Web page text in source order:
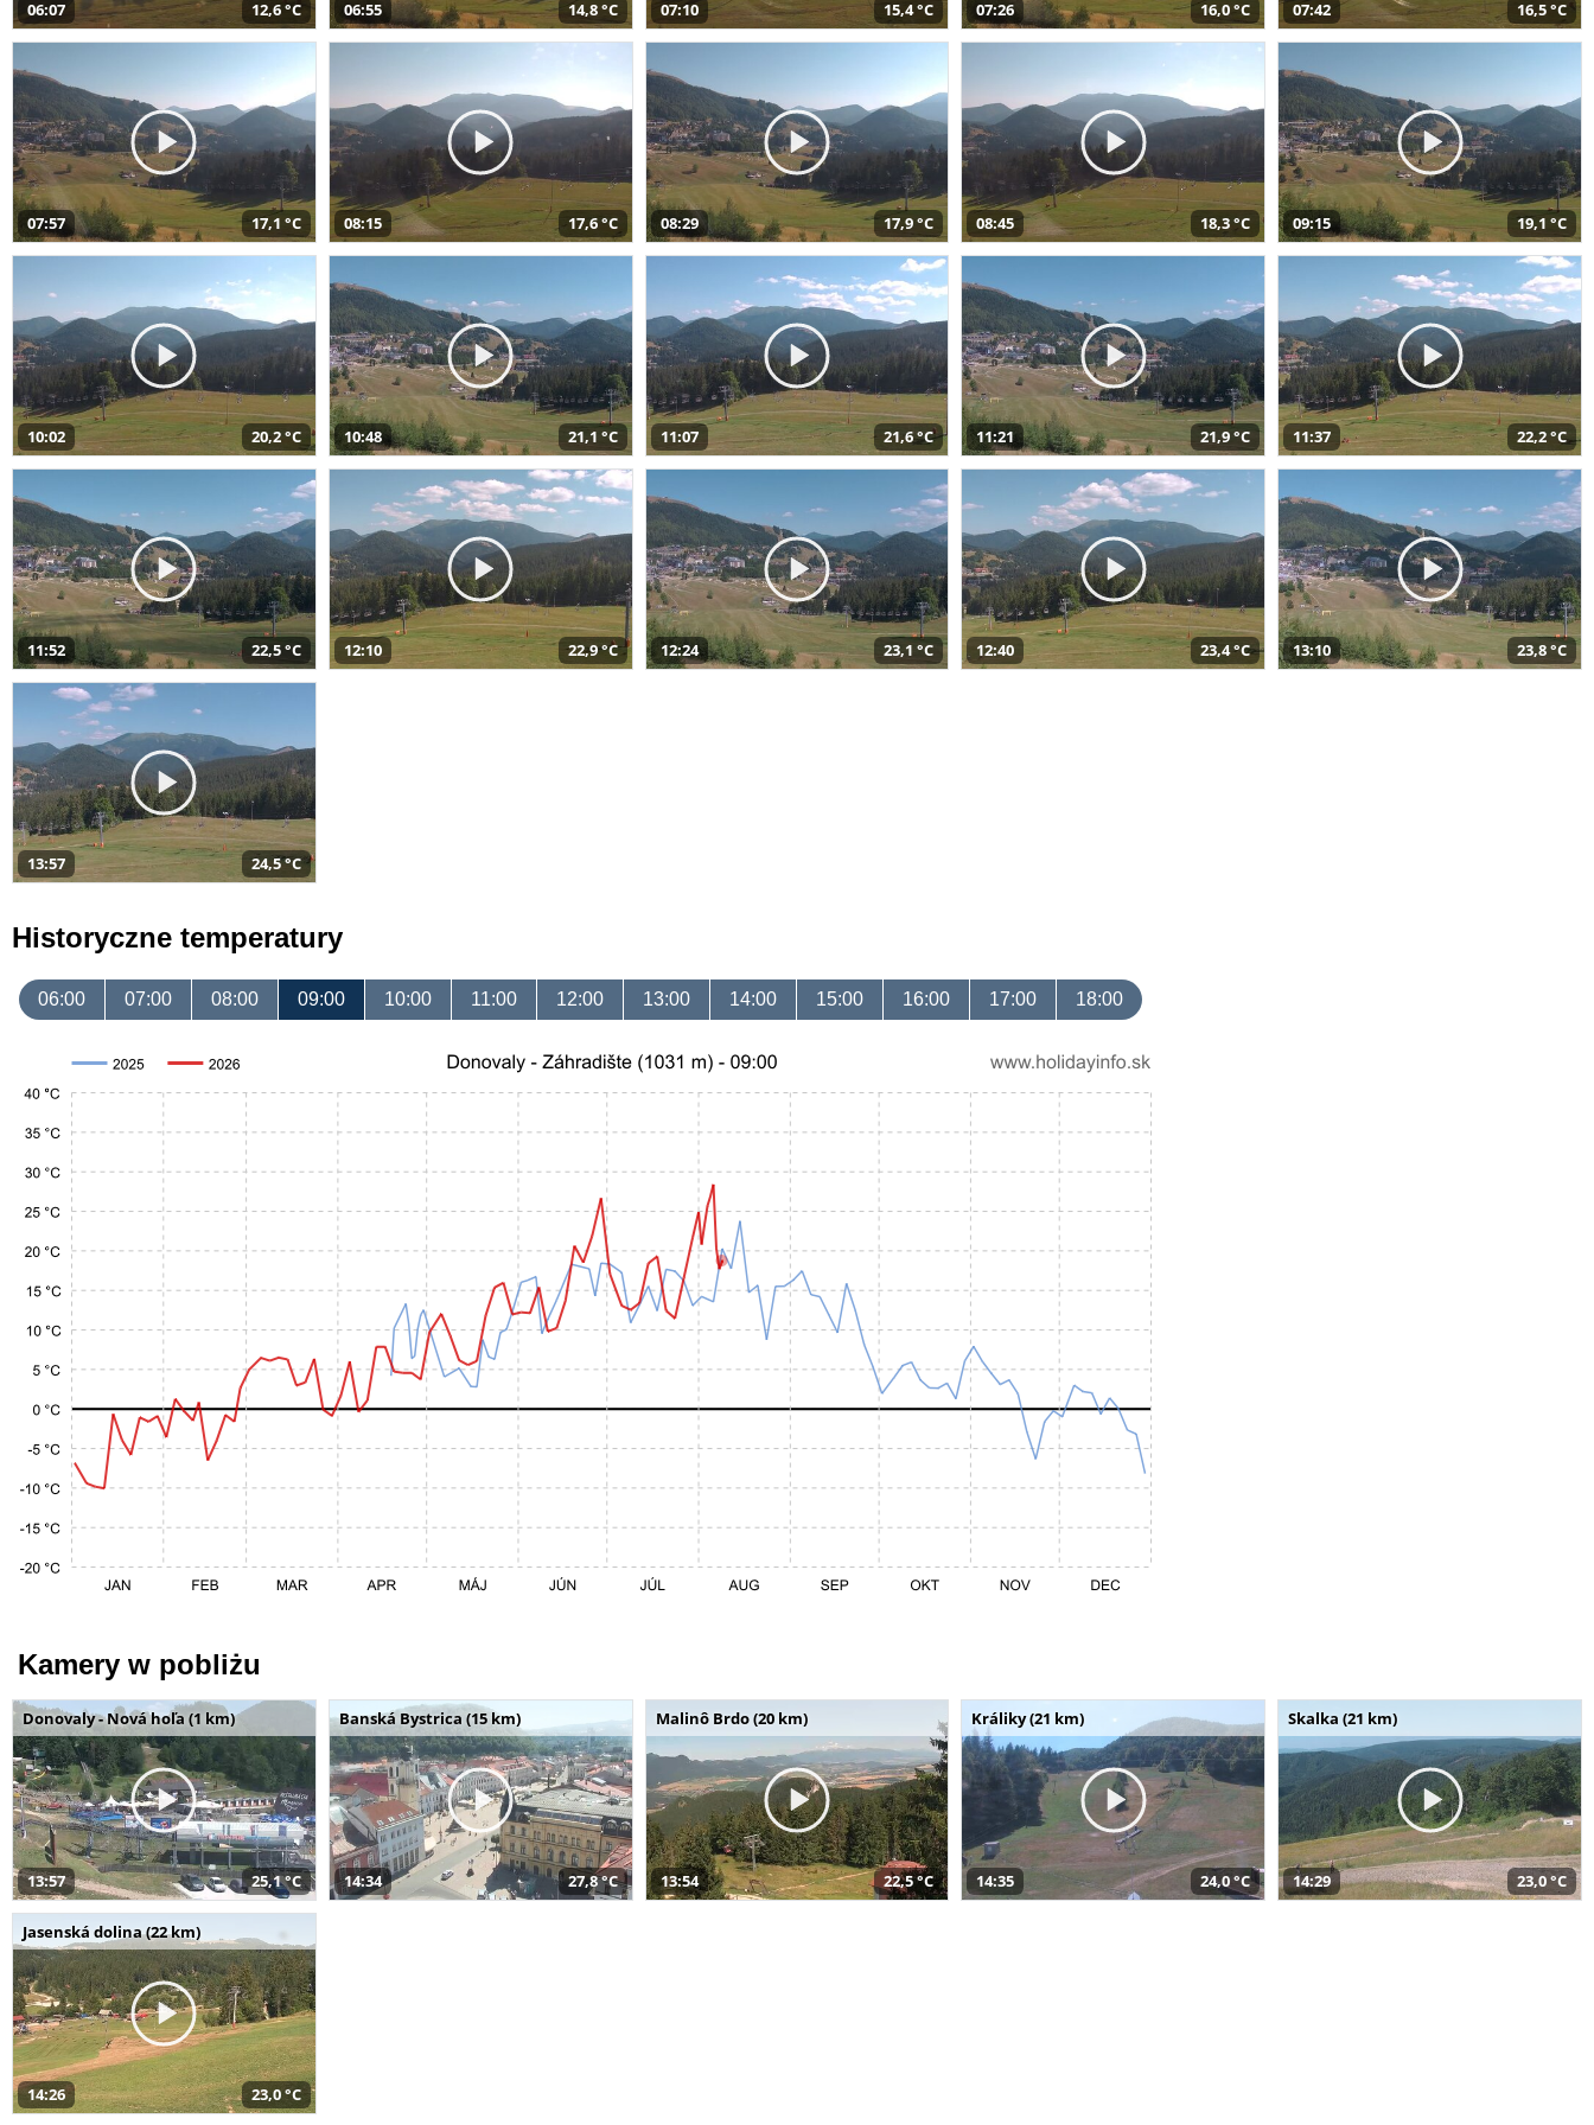
06:07 12,6 °C 06:55 14,8 °C 07:10 15,4 °C 07:26 16,0 °C 07:42 16,5 °C
07:57 17,1 °C 08:15 17,6 °C 08:29 17,9 °C 08:45 18,3 °C 09:15 19,1 °C
10:02 20,2 °C 10:48 21,1 °C 11:07 21,6 °C 11:21 21,9 °C 11:37 22,2 °C
11:52 22,5 °C 12:10 22,9 °C 12:24 23,1 °C 12:40 23,4 °C 13:10 23,8 °C
13:57 24,5 °C
Historyczne temperatury
06:00 07:00 08:00 09:00 10:00 11:00 12:00 13:00 14:00 15:00 16:00 17:00 18:00
Kamery w pobliżu
Donovaly - Nová hoľa (1 km)
13:57 25,1 °C
Banská Bystrica (15 km)
14:34 27,8 °C
Malinô Brdo (20 km)
13:54 22,5 °C
Králiky (21 km)
14:35 24,0 °C
Skalka (21 km)
14:29 23,0 °C
Jasenská dolina (22 km)
14:26 23,0 °C